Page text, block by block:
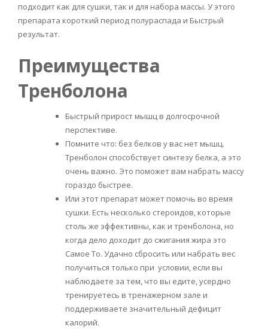
подходит как для сушки, так и для набора массы. У этого
препарата короткий период полураспада и Быстрый
результат.
Преимущества
Тренболона
Быстрый прирост мышц в долгосрочной
перспективе.
Помните что: без белков у вас нет мышц.
Тренболон способствует синтезу белка, а это
очень важно. Это поможет вам набрать массу
гораздо быстрее.
Или этот препарат может помочь во время
сушки. Есть несколько стероидов, которые
столь же эффективны, как и тренболона, но
когда дело доходит до сжигания жира это
Самое То. Удачно сбросить или набрать вес
получиться только при условии, если вы
наблюдаете за тем, что вы едите, усердно
тренируетесь в тренажерном зале и
поддерживаете значительный дефицит
калорий.